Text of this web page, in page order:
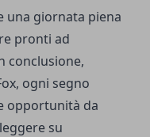
una giornata piena
pronti ad
conclusione,
ogni segno
opportunità da
su